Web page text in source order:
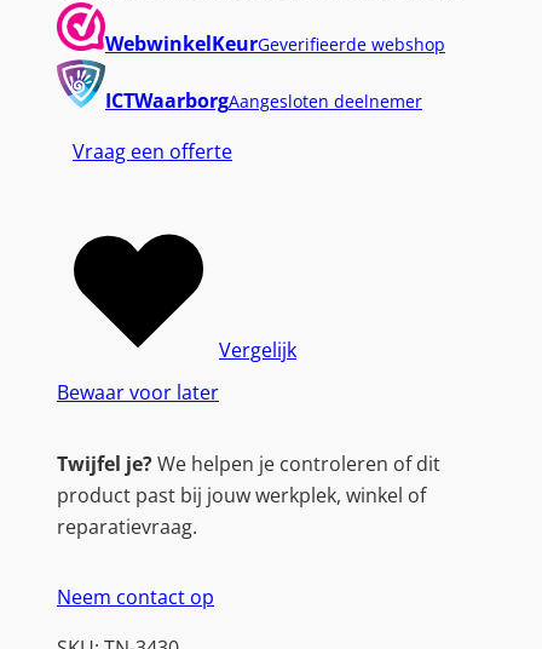
WebwinkelKeurGeverifieerde webshop
ICTWaarborgAangesloten deelnemer
Vraag een offerte
Bewaar voor later
Vergelijk
Twijfel je?We helpen je controleren of dit
product past bij jouw werkplek, winkel of
reparatievraag.
Neem contact op